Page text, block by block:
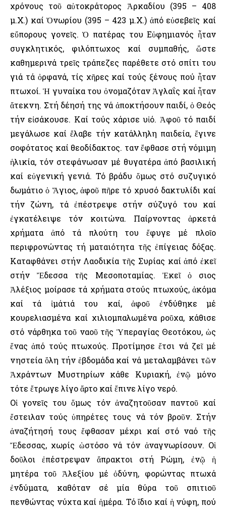
χρόνους τοῦ αὐτοκράτορος Ἀρκαδίου (395 – 408
μ.Χ.) καί Ὀνωρίου (395 – 423 μ.Χ.) ἀπό εὐσεβεῖς καί
εὔπορους γονεῖς. Ὁ πατέρας του Εὐφημιανός ἦταν
συγκλητικός, φιλόπτωχος καί συμπαθής, ὥστε
καθημερινά τρεῖς τράπεζες παρέθετε στό σπίτι του
γιά τά ὀρφανά, τίς χῆρες καί τούς ξένους πού ἦταν
πτωχοί. Ἡ γυναίκα του ὀνομαζόταν Ἀγλαΐς καί ἦταν
ἄτεκνη. Στή δέησή της νά ἀποκτήσουν παιδί, ὁ Θεός
τήν εἰσάκουσε. Καί τούς χάρισε υἱό. Ἀφοῦ τό παιδί
μεγάλωσε καί ἔλαβε τήν κατάλληλη παιδεία, ἔγινε
σοφότατος καί θεοδίδακτος. Ὅταν ἔφθασε στή νόμιμη
ἡλικία, τόν στεφάνωσαν μέ θυγατέρα ἀπό βασιλική
καί εὐγενική γενιά. Τό βράδυ ὅμως στό συζυγικό
δωμάτιο ὁ Ἅγιος, ἀφοῦ πῆρε τό χρυσό δακτυλίδι καί
τήν ζώνη, τά ἐπέστρεψε στήν σύζυγό του καί
ἐγκατέλειψε τόν κοιτώνα. Παίρνοντας ἀρκετά
χρήματα ἀπό τά πλούτη του ἔφυγε μέ πλοῖο
περιφρονώντας τή ματαιότητα τῆς ἐπίγειας δόξας.
Καταφθάνει στήν Λαοδικία τῆς Συρίας καί ἀπό ἐκεῖ
στήν Ἔδεσσα τῆς Μεσοποταμίας. Ἐκεῖ ὁ Ὅσιος
Ἀλέξιος μοίρασε τά χρήματα στούς πτωχούς, ἀκόμα
καί τά ἱμάτιά του καί, ἀφοῦ ἐνδύθηκε μέ
κουρελιασμένα καί χιλιομπαλωμένα ροῦχα, κάθισε
στό νάρθηκα τοῦ ναοῦ τῆς Ὑπεραγίας Θεοτόκου, ὡς
ἕνας ἀπό τούς πτωχούς. Προτίμησε ἔτσι νά ζεῖ μέ
νηστεία ὅλη τήν ἑβδομάδα καί νά μεταλαμβάνει τῶν
Ἀχράντων Μυστηρίων κάθε Κυριακή, ἐνῷ μόνο
τότε ἔτρωγε λίγο ἄρτο καί ἔπινε λίγο νερό.
Οἱ γονεῖς του ὅμως τόν ἀναζητοῦσαν παντοῦ καί
ἔστειλαν τούς ὑπηρέτες τους νά τόν βροῦν. Στήν
ἀναζήτησή τους ἔφθασαν μέχρι καί στό ναό τῆς
Ἔδεσσας, χωρίς ὡστόσο νά τόν ἀναγνωρίσουν. Οἱ
δοῦλοι ἐπέστρεψαν ἄπρακτοι στή Ρώμη, ἐνῷ ἡ
μητέρα τοῦ Ἀλεξίου μέ ὀδύνη, φορώντας πτωχά
ἐνδύματα, καθόταν σέ μία θύρα τοῦ σπιτιοῦ
πενθώντας νύχτα καί ἡμέρα. Τό ἴδιο καί ἡ νύφη, πού